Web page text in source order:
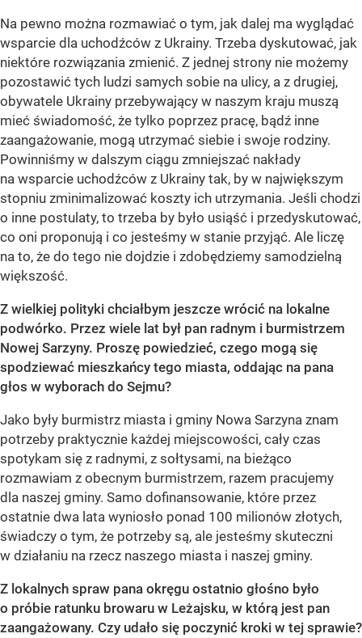
Na pewno można rozmawiać o tym, jak dalej ma wyglądać
wsparcie dla uchodźców z Ukrainy. Trzeba dyskutować, jak
niektóre rozwiązania zmienić. Z jednej strony nie możemy
pozostawić tych ludzi samych sobie na ulicy, a z drugiej,
obywatele Ukrainy przebywający w naszym kraju muszą
mieć świadomość, że tylko poprzez pracę, bądź inne
zaangażowanie, mogą utrzymać siebie i swoje rodziny.
Powinniśmy w dalszym ciągu zmniejszać nakłady
na wsparcie uchodźców z Ukrainy tak, by w największym
stopniu zminimalizować koszty ich utrzymania. Jeśli chodzi
o inne postulaty, to trzeba by było usiąść i przedyskutować,
co oni proponują i co jesteśmy w stanie przyjąć. Ale liczę
na to, że do tego nie dojdzie i zdobędziemy samodzielną
większość.
Z wielkiej polityki chciałbym jeszcze wrócić na lokalne
podwórko. Przez wiele lat był pan radnym i burmistrzem
Nowej Sarzyny. Proszę powiedzieć, czego mogą się
spodziewać mieszkańcy tego miasta, oddając na pana
głos w wyborach do Sejmu?
Jako były burmistrz miasta i gminy Nowa Sarzyna znam
potrzeby praktycznie każdej miejscowości, cały czas
spotykam się z radnymi, z sołtysami, na bieżąco
rozmawiam z obecnym burmistrzem, razem pracujemy
dla naszej gminy. Samo dofinansowanie, które przez
ostatnie dwa lata wyniosło ponad 100 milionów złotych,
świadczy o tym, że potrzeby są, ale jesteśmy skuteczni
w działaniu na rzecz naszego miasta i naszej gminy.
Z lokalnych spraw pana okręgu ostatnio głośno było
o próbie ratunku browaru w Leżajsku, w którą jest pan
zaangażowany. Czy udało się poczynić kroki w tej sprawie?